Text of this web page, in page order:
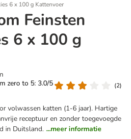
6 x 100 g Kattenvoer
Feinsten
6 x 100 g
zero to 5: 3.0/5
(2)
volwassen katten (1-6 jaar). Hartige
receptuur en zonder toegevoegde
in Duitsland. ...meer informatie